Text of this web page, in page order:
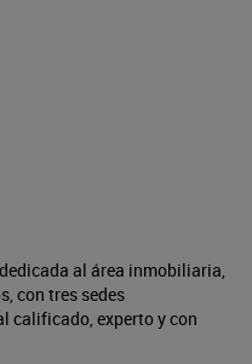
al área inmobiliaria,
con tres sedes
calificado, experto y con